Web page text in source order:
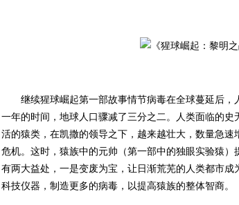
继续猩球崛起第一部故事情节病毒在全球蔓延后，
一年的时间，地球人口骤减了三分之二。人类面临的
活的猿类，在凯撒的领导之下，越来越壮大，数量急
危机。这时，猿族中的元帅（第一部中的独眼实验猿
有两大益处，一是变废为宝，让日渐荒芜的人类都市
科技仪器，制造更多的病毒，以提高猿族的整体智商。